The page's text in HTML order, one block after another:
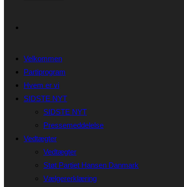
Velkommen
Partiprogram
Hvem er vi
SIDSTE NYT
SIDSTE NYT
Pressemeddelelse
Vedtægter
Vedtægter
Støt Partiet Hansen Danmark
Vælgererklæring